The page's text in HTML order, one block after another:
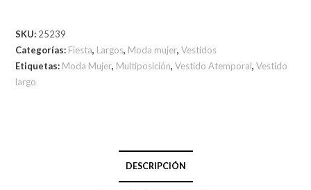
SKU: 25239
Categorías: Fiesta, Largos, Moda mujer,Vestidos
Etiquetas: Moda Mujer, Multiposición,Vestido Atemporal,Vestido
largo
DESCRIPCIÓN